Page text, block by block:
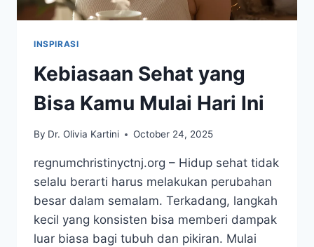
INSPIRASI
Kebiasaan Sehat yang
Bisa Kamu Mulai Hari Ini
By Dr. Olivia Kartini October 24, 2025
regnumchristinyctnj.org – Hidup sehat tidak
selalu berarti harus melakukan perubahan
besar dalam semalam. Terkadang, langkah
kecil yang konsisten bisa memberi dampak
luar biasa bagi tubuh dan pikiran. Mulai